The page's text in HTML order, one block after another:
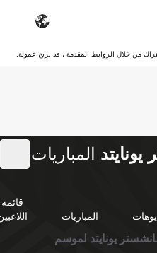
من خلال الروابط المقدمة ، قد نربح عمولة.
المباريات
المباريات
قائمة
يونايتد لموسم